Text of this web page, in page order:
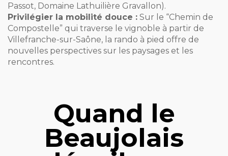
Passot, Domaine Lathuilière Gravallon).
Privilégier la mobilité douce : Sur le “Chemin de
Compostelle” qui traverse le vignoble à partir de
Villefranche-sur-Saône, la rando à pied offre de
nouvelles perspectives sur les paysages et les
rencontres.
Quand le
Beaujolais